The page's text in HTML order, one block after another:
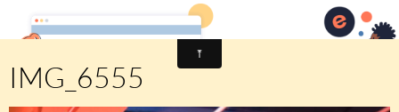
Comité des fêtes de CHEUX
IMG_6555